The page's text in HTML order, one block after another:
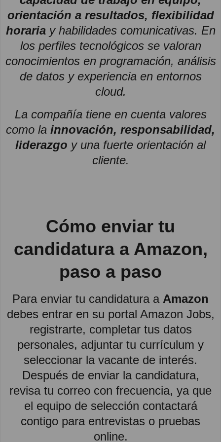
orientación a resultados, flexibilidad
horariay habilidades comunicativas. En
los perfiles tecnológicos se valoran
conocimientos en programación, análisis
de datos y experiencia en entornos
cloud.
La compañía tiene en cuenta valores
como la innovación, responsabilidad,
liderazgo y una fuerte orientación al
cliente.
Cómo enviar tu
candidatura a Amazon,
paso a paso
Para enviar tu candidatura a Amazon
debes entrar en su portal Amazon Jobs,
registrarte, completar tus datos
personales, adjuntar tu currículum y
seleccionar la vacante de interés.
Después de enviar la candidatura,
revisa tu correo con frecuencia, ya que
el equipo de selección contactará
contigo para entrevistas o pruebas
online.